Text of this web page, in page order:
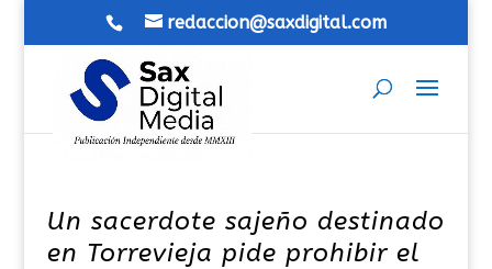
redaccion@saxdigital.com
Un sacerdote sajeño destinado
en Torrevieja pide prohibir el